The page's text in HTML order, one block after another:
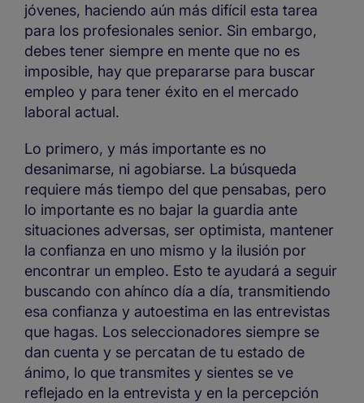
jóvenes, haciendo aún más difícil esta tarea
para los profesionales senior. Sin embargo,
debes tener siempre en mente que no es
imposible, hay que prepararse para buscar
empleo y para tener éxito en el mercado
laboral actual.
Lo primero, y más importante es no
desanimarse, ni agobiarse. La búsqueda
requiere más tiempo del que pensabas, pero
lo importante es no bajar la guardia ante
situaciones adversas, ser optimista, mantener
la confianza en uno mismo y la ilusión por
encontrar un empleo. Esto te ayudará a seguir
buscando con ahínco día a día, transmitiendo
esa confianza y autoestima en las entrevistas
que hagas. Los seleccionadores siempre se
dan cuenta y se percatan de tu estado de
ánimo, lo que transmites y sientes se ve
reflejado en la entrevista y en la percepción